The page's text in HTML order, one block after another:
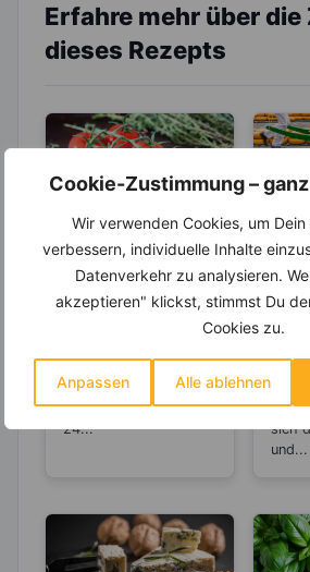
Cookie-Zustimmung –
Wir verwenden Cookies, um
verbessern, individuelle Inhalte
Datenverkehr zu analysieren.
akzeptieren" klickst, stimmst Du
Cookies zu.
Anpassen Alle ablehnen
Erfahre mehr über
dieses Rezepts
LEBENSMITTEL
Tomaten- Mehr
des Anti-Aging-
durchs
Einkochen?
1. Platz unter den Top
10 der Gemüsesorten
in Deutschland. Rund
24...
als
wird
sich
und...